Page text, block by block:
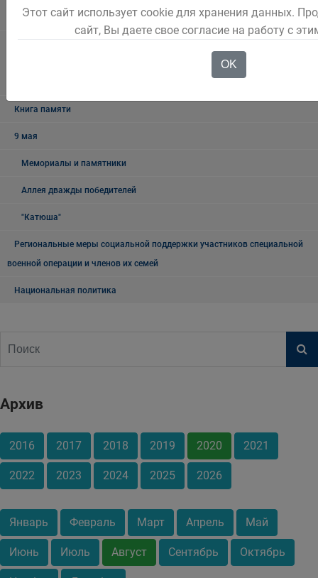
городском округе
освободившихся из мест лишения свободы Беловского городского
Книга памяти
9 мая
Мемориалы и памятники
Аллея дважды победителей
"Катюша"
Региональные меры социальной поддержки участников специальной
военной операции и членов их семей
Национальная политика
Архив
2016 2017 2018 2019 2020 2021
2022 2023 2024 2025 2026
Январь Февраль Март Апрель Май
Июнь Июль Август Сентябрь Октябрь
Этот сайт использует cookie для хранения данных.
сайт, Вы даете свое согласие на работу с
OK